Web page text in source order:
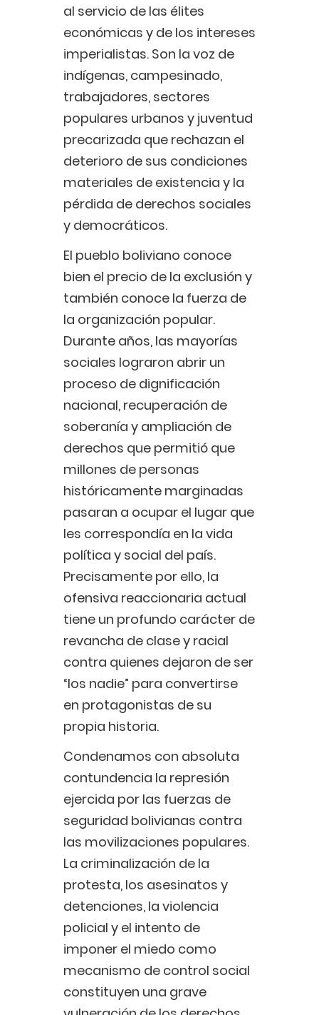
al servicio de las élites
económicas y de los intereses
imperialistas. Son la voz de
indígenas, campesinado,
trabajadores, sectores
populares urbanos y juventud
precarizada que rechazan el
deterioro de sus condiciones
materiales de existencia y la
pérdida de derechos sociales
y democráticos.
El pueblo boliviano conoce
bien el precio de la exclusión y
también conoce la fuerza de
la organización popular.
Durante años, las mayorías
sociales lograron abrir un
proceso de dignificación
nacional, recuperación de
soberanía y ampliación de
derechos que permitió que
millones de personas
históricamente marginadas
pasaran a ocupar el lugar que
les correspondía en la vida
política y social del país.
Precisamente por ello, la
ofensiva reaccionaria actual
tiene un profundo carácter de
revancha de clase y racial
contra quienes dejaron de ser
“los nadie” para convertirse
en protagonistas de su
propia historia.
Condenamos con absoluta
contundencia la represión
ejercida por las fuerzas de
seguridad bolivianas contra
las movilizaciones populares.
La criminalización de la
protesta, los asesinatos y
detenciones, la violencia
policial y el intento de
imponer el miedo como
mecanismo de control social
constituyen una grave